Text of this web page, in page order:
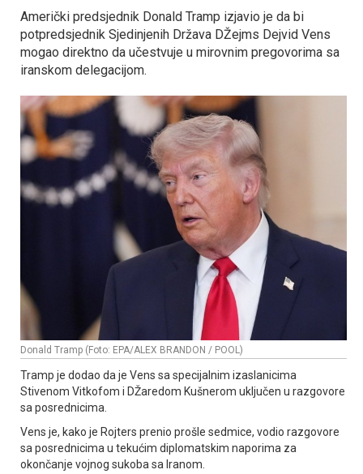
Američki predsjednik Donald Tramp izjavio je da bi
potpredsjednik Sjedinjenih Država DŽejms Dejvid Vens
mogao direktno da učestvuje u mirovnim pregovorima sa
iranskom delegacijom.
Donald Tramp (Foto: EPA/ALEX BRANDON / POOL)
Tramp je dodao da je Vens sa specijalnim izaslanicima
Stivenom Vitkofom i DŽaredom Kušnerom uključen u razgovore
sa posrednicima.
Vens je, kako je Rojters prenio prošle sedmice, vodio razgovore
sa posrednicima u tekućim diplomatskim naporima za
okončanje vojnog sukoba sa Iranom.